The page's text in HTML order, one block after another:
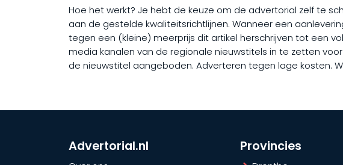
Hoe het werkt? Je hebt de keuze om de advertorial zelf te
aan de gestelde kwaliteitsrichtlijnen. Wanneer een
tegen een (kleine) meerprijs dit artikel herschrijven tot een
media kanalen van de regionale nieuwstitels in te zetten
de nieuwstitel aangeboden. Adverteren tegen lage kosten.
Advertorial.nl Provincies